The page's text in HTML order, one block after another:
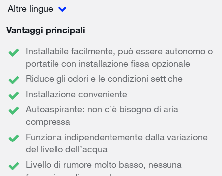
Altre lingue
Vantaggi principali
Installabile facilmente, può essere autonomo o
portatile con installazione fissa opzionale
Riduce gli odori e le condizioni settiche
Installazione conveniente
Autoaspirante: non c’è bisogno di aria
compressa
Funziona indipendentemente dalla variazione
del livello dell’acqua
Livello di rumore molto basso, nessuna